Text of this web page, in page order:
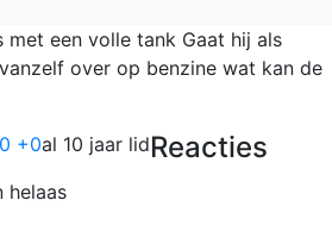
een volle tank Gaat hij als
over op benzine wat kan de
+0al 10 jaar lidReacties
helaas